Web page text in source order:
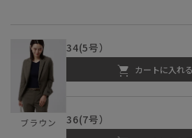
ブラウン
34(5号）
カートに入れる
36(7号）